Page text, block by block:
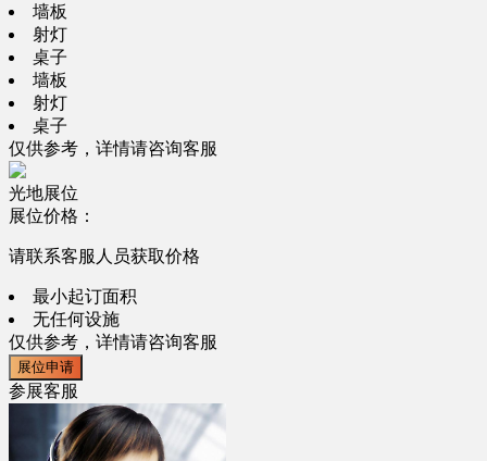
墙板
射灯
桌子
墙板
射灯
桌子
仅供参考，详情请咨询客服
光地展位
展位价格：
请联系客服人员获取价格
最小起订面积
无任何设施
仅供参考，详情请咨询客服
展位申请
参展客服